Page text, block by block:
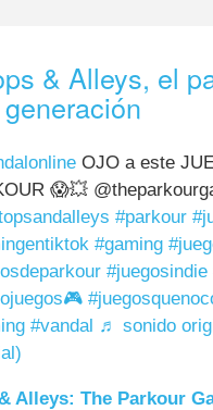
& Alleys, el
OJO a este
😱💥
#parkour
#gaming
#juegosindie
#vandal ♬ sonido
Alleys: The Parkour